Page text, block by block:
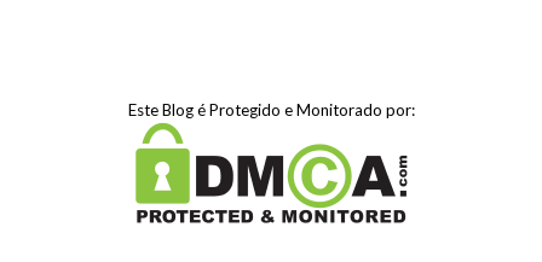
Este Blog é Protegido e Monitorado por: